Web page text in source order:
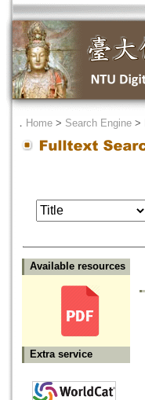
． Home > Search Engine >
Available resources
Extra service